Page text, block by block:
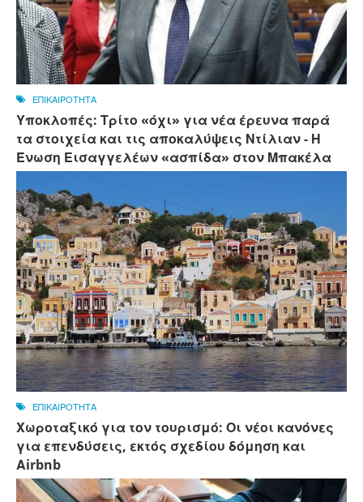
ΕΠΙΚΑΙΡΟΤΗΤΑ
Υποκλοπές: Τρίτο «όχι» για νέα έρευνα παρά
τα στοιχεία και τις αποκαλύψεις Ντίλιαν - Η
Ένωση Εισαγγελέων «ασπίδα» στον Μπακέλα
ΕΠΙΚΑΙΡΟΤΗΤΑ
Χωροταξικό για τον τουρισμό: Οι νέοι κανόνες
για επενδύσεις, εκτός σχεδίου δόμηση και
Αirbnb